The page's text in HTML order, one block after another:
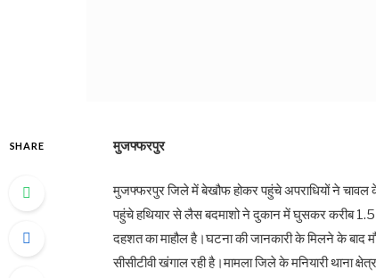
SHARE मुजफ्फरपुर
मुजफ्फरपुर जिले में बेखौफ होकर पहुंचे अपराधियों ने
पहुंचे हथियार से लैस बदमाशो ने दुकान में घुसकर करीब
दहशत का माहौल है।घटना की जानकारी के मिलने के
सीसीटीवी खंगाल रही है।मामला जिले के मनियारी थाना